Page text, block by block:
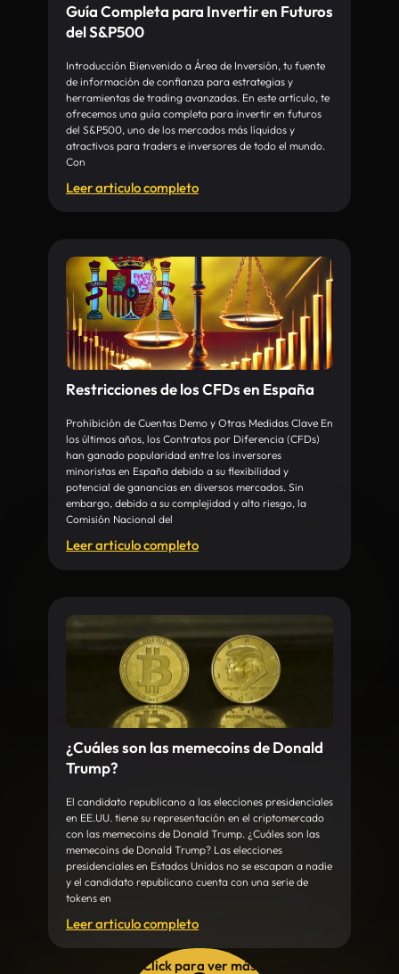
Guía Completa para Invertir en Futuros
del S&P500
Introducción Bienvenido a Área de Inversión, tu fuente
de información de confianza para estrategias y
herramientas de trading avanzadas. En este artículo, te
ofrecemos una guía completa para invertir en futuros
del S&P500, uno de los mercados más líquidos y
atractivos para traders e inversores de todo el mundo.
Con
Leer articulo completo
Restricciones de los CFDs en España
Prohibición de Cuentas Demo y Otras Medidas Clave En
los últimos años, los Contratos por Diferencia (CFDs)
han ganado popularidad entre los inversores
minoristas en España debido a su flexibilidad y
potencial de ganancias en diversos mercados. Sin
embargo, debido a su complejidad y alto riesgo, la
Comisión Nacional del
Leer articulo completo
¿Cuáles son las memecoins de Donald
Trump?
El candidato republicano a las elecciones presidenciales
en EE.UU. tiene su representación en el criptomercado
con las memecoins de Donald Trump. ¿Cuáles son las
memecoins de Donald Trump? Las elecciones
presidenciales en Estados Unidos no se escapan a nadie
y el candidato republicano cuenta con una serie de
tokens en
Leer articulo completo
Click para ver más